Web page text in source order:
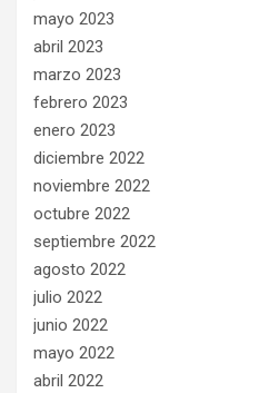
mayo 2023
abril 2023
marzo 2023
febrero 2023
enero 2023
diciembre 2022
noviembre 2022
octubre 2022
septiembre 2022
agosto 2022
julio 2022
junio 2022
mayo 2022
abril 2022